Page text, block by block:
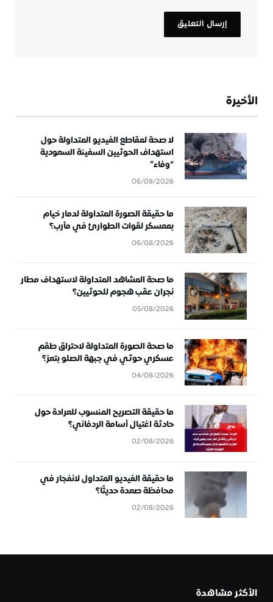
الأخيرة
لا صحة لمقاطع الفيديو المتداولة حول
استهداف الحوثيين السفينة السعودية
“وفاء”
06/08/2026
ما حقيقة الصورة المتداولة لدمار خيام
بمعسكر لقوات الطوارئ في مأرب؟
06/08/2026
ما صحة المشاهد المتداولة لاستهداف مطار
نجران عقب هجوم للحوثيين؟
05/08/2026
ما صحة الصورة المتداولة لاحتراق طقم
عسكري حوثي في جبهة الصلو بتعز؟
04/08/2026
ما حقيقة التصريح المنسوب للعرادة حول
حادثة اغتيال أسامة الردفاني؟
02/08/2026
ما حقيقة الفيديو المتداول لانفجار في
محافظة صعدة حديثًا؟
02/08/2026
الأكثر مشاهدة